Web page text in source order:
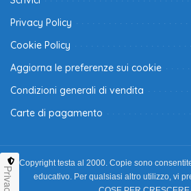
Privacy Policy
Cookie Policy
Aggiorna le preferenze sui cookie
Condizioni generali di vendita
Carte di pagamento
Copyright testa al 2000. Copie sono
educativo. Per qualsiasi altro utilizzo, vi
Privacy